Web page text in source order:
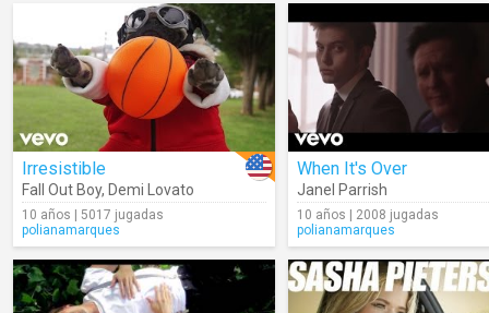
Irresistible
Fall Out Boy, Demi Lovato
10 años | 5017 jugadas
polianamarques
When It's Over
Janel Parrish
10 años | 2008 jugadas
polianamarques